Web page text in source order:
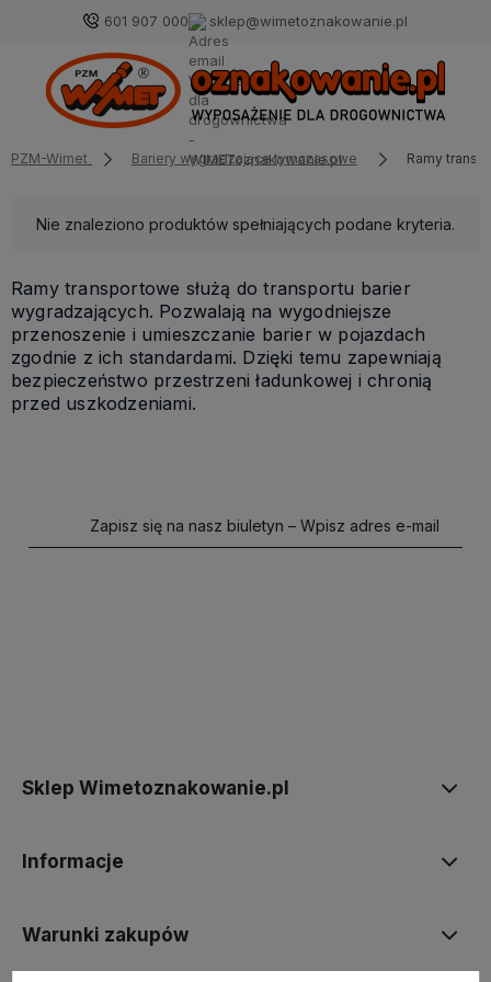
601 907 000 sklep@wimetoznakowanie.pl
PZM-Wimet Bariery wygradzające tymczasowe Ramy
Nie znaleziono produktów spełniających podane kryteria.
Ramy transportowe służą do transportu barier
wygradzających. Pozwalają na wygodniejsze
przenoszenie i umieszczanie barier w pojazdach
zgodnie z ich standardami. Dzięki temu zapewniają
bezpieczeństwo przestrzeni ładunkowej i chronią
przed uszkodzeniami.
Zapisz się na nasz biuletyn – Wpisz adres e-mail
Sklep Wimetoznakowanie.pl
Informacje
Warunki zakupów